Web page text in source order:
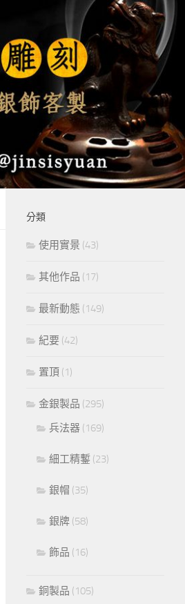
分類
使用實景 (43)
其他作品 (17)
最新動態 (149)
紀要 (42)
置頂 (1)
金銀製品 (295)
兵法器 (169)
細工精鏨 (23)
銀帽 (35)
銀牌 (58)
飾品 (16)
銅製品 (105)